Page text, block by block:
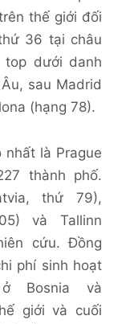
thế giới đối
36 tại châu
top dưới danh
sau Madrid
(hạng 78).
là Prague
thành phố.
thứ 79),
và Tallinn
cứu. Đồng
phí sinh hoạt
Bosnia và
giới và cuối